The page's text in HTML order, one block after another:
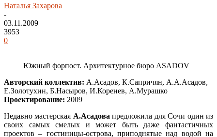
Наталья Захарова
-
03.11.2009
3953
0
Южный форпост. Архитектурное бюро ASADOV
Авторский коллектив: А.Асадов, К.Сапричян, А.А.Асадов,
Е.Золотухин, Б.Насыров, И.Коренев, А.Мурашко
Проектирование: 2009
Недавно мастерская А.Асадова предложила для Сочи один из
своих самых смелых и может быть даже фантастичных
проектов – гостиницы-острова, приподнятые над водой на